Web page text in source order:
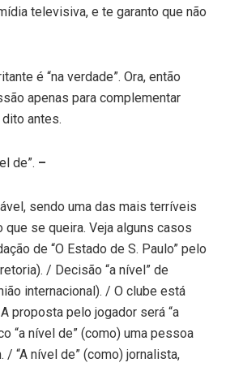
televisiva, e te garanto que não
é “na verdade”. Ora, então
apenas para complementar
antes.
de”. –
sendo uma das mais terríveis
se queira. Veja alguns casos
de “O Estado de S. Paulo” pelo
/ Decisão “a nível” de
internacional). / O clube está
proposta pelo jogador será “a
“a nível de” (como) uma pessoa
/ “A nível de” (como) jornalista,